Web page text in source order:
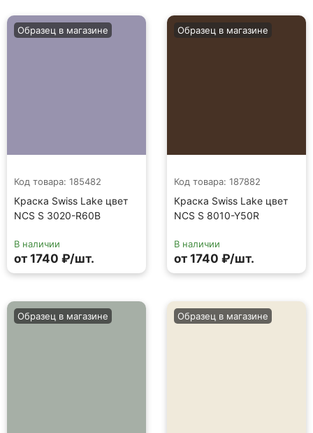
Код товара: 185482
Краска Swiss Lake цвет
NCS S 3020-R60B
Образец в магазине
В наличии
от 1740 ₽/шт.
Код товара: 187882
Краска Swiss Lake цвет
NCS S 8010-Y50R
Образец в магазине
В наличии
от 1740 ₽/шт.
Образец в магазине Образец в магазине